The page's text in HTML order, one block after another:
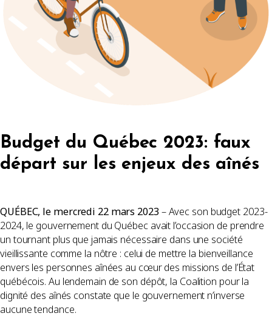
Budget du Québec 2023: faux
départ sur les enjeux des aînés
QUÉBEC, le mercredi 22 mars 2023– Avec son budget 2023-
2024, le gouvernement du Québec avait l’occasion de prendre
un tournant plus que jamais nécessaire dans une société
vieillissante comme la nôtre : celui de mettre la bienveillance
envers les personnes aînées au cœur des missions de l’État
québécois. Au lendemain de son dépôt, la Coalition pour la
dignité des aînés constate que le gouvernement n’inverse
aucune tendance.